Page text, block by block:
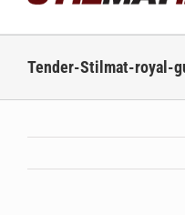
Tender-Stilmat-royal-